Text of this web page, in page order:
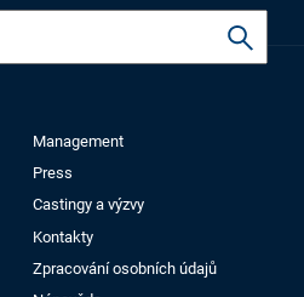
Management
Press
Castingy a výzvy
Kontakty
Zpracování osobních údajů